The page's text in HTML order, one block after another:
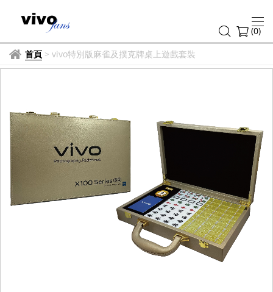
(0)
首頁 > vivo特別版麻雀及撲克牌桌上遊戲套裝